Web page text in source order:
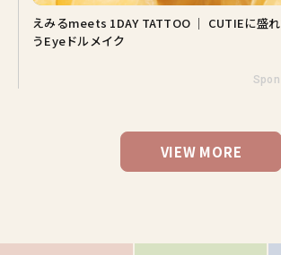
えみるmeets 1DAY TATTOO ｜ CUTIEに盛れ
うEyeドルメイク
VIEW MORE